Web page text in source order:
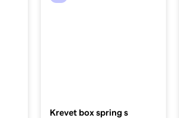
Krevet box spring s